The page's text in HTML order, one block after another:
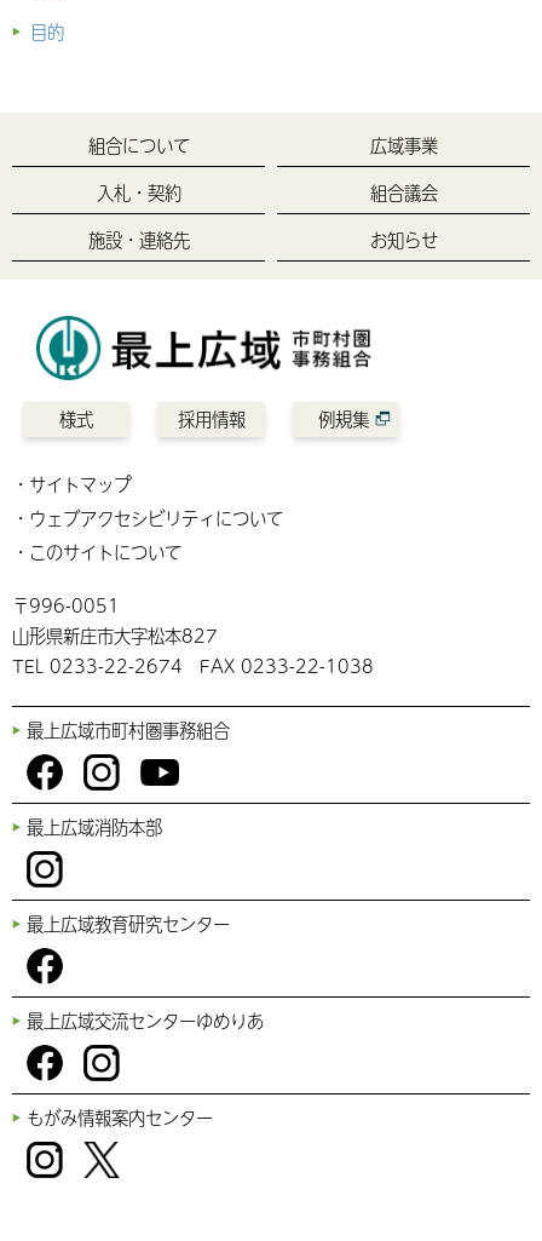
目的
組合について
広域事業
入札・契約
組合議会
施設・連絡先
お知らせ
様式 採用情報 例規集
サイトマップ
ウェブアクセシビリティについて
このサイトについて
〒996-0051
山形県新庄市大字松本827
TEL 0233-22-2674 FAX 0233-22-1038
最上広域市町村圏事務組合
Fac
ebo
ok
Inst
agr
You
Tub
最上広域消防本部
Inst
agr
am
最上広域教育研究センター
Fac
ebo
ok
最上広域交流センターゆめりあ
Fac
ebo
ok
Inst
agr
am
もがみ情報案内センター